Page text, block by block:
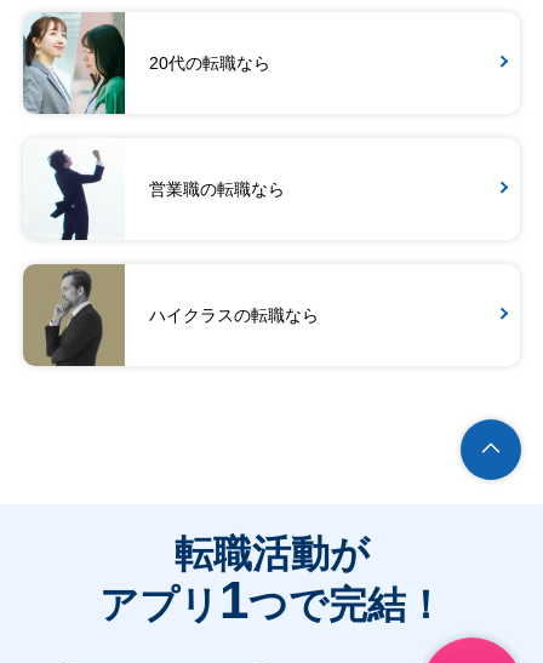
20代の転職なら
営業職の転職なら
ハイクラスの転職なら
転職活動が
アプリ 1つで完結！